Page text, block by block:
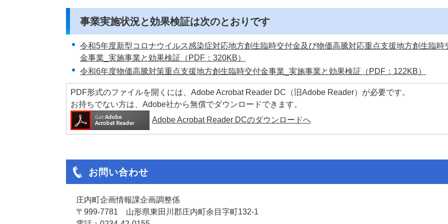
事業実施状況と効果検証は次のとおりです
令和5年度新型コロナウイルス感染症対応地方創生臨時交付金及び物価高騰対応重点支援地方創生臨時
金事業_実施事業と効果検証（PDF：320KB）
令和6年度物価高騰対策重点支援地方創生臨時交付金事業_実施事業と効果検証（PDF：122KB）
PDF形式のファイルを開くには、Adobe Acrobat Reader DC（旧Adobe Reader）が必要です。
お持ちでない方は、Adobe社から無償でダウンロードできます。
Adobe Acrobat Reader DCのダウンロードへ
お問い合わせ
庄内町企画情報課企画調整係
〒999-7781 山形県東田川郡庄内町余目字町132-1